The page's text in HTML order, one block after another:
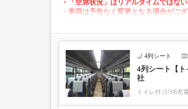
・「空席状況」はリアルタイムではな
・車両は予告なく変更となる場合がご
4列シート
4列シート【
社
トイレ付 USB充